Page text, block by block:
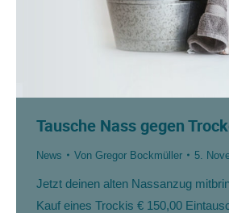
Tausche Nass gegen
News Von Gregor Bockmüller 5.
Jetzt deinen alten Nassanzug
Kauf eines Trockis € 150,00